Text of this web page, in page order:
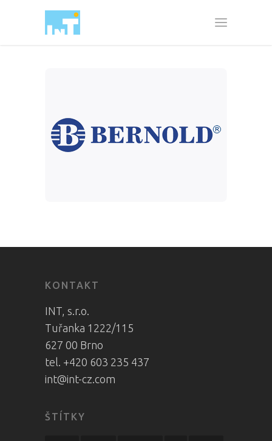
KONTAKT
INT, s.r.o.
Tuřanka 1222/115
627 00 Brno
tel. +420 603 235 437
int@int-cz.com
ŠTÍTKY